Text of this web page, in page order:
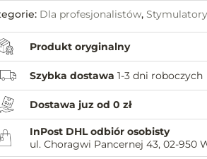
Dla profesjonalistów,Stymulatory
Produkt oryginalny
Szybka dostawa 1-3 dni roboczych
Dostawa juz od 0 zł
InPost DHL odbiór osobisty
ul. Choragwi Pancernej 43, 02-950